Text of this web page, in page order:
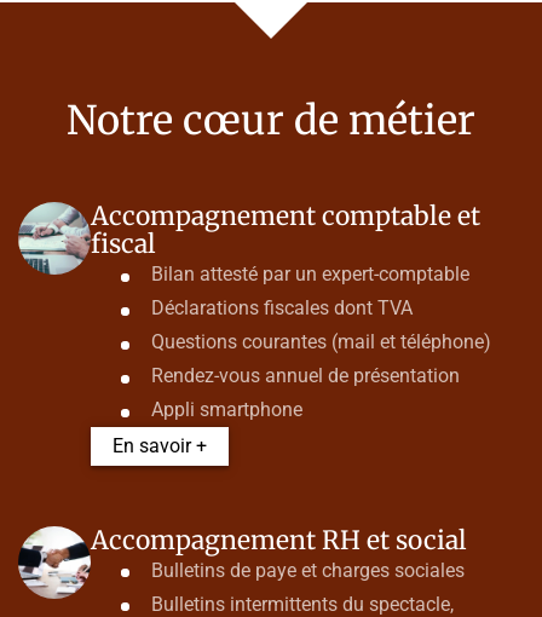
Notre cœur de métier
Accompagnement comptable et
fiscal
Bilan attesté par un expert-comptable
Déclarations fiscales dont TVA
Questions courantes (mail et téléphone)
Rendez-vous annuel de présentation
Appli smartphone
En savoir +
Accompagnement RH et social
Bulletins de paye et charges sociales
Bulletins intermittents du spectacle,